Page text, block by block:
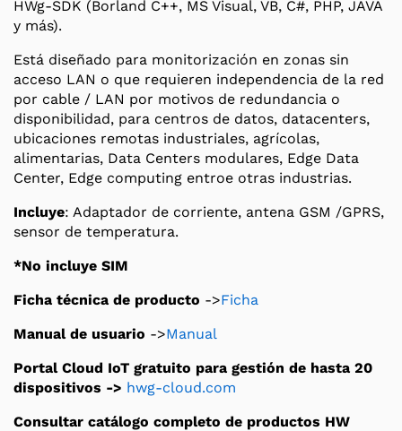
HWg-SDK (Borland C++, MS Visual, VB, C#, PHP, JAVA
y más).
Está diseñado para monitorización en zonas sin
acceso LAN o que requieren independencia de la red
por cable / LAN por motivos de redundancia o
disponibilidad, para centros de datos, datacenters,
ubicaciones remotas industriales, agrícolas,
alimentarias, Data Centers modulares, Edge Data
Center, Edge computing entroe otras industrias.
Incluye: Adaptador de corriente, antena GSM /GPRS,
sensor de temperatura.
*No incluye SIM
Ficha técnica de producto ->Ficha
Manual de usuario ->Manual
Portal Cloud IoT gratuito para gestión de hasta 20
dispositivos -> hwg-cloud.com
Consultar catálogo completo de productos HW